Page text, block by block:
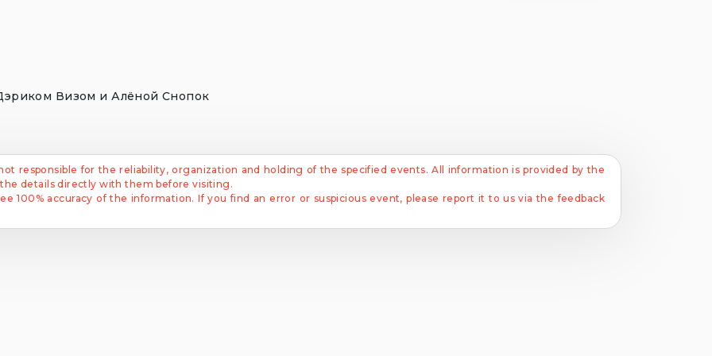
Визом и Алёной Снопок
responsible for the reliability, organization and holding of the specified events. All information is provided by the
details directly with them before visiting.
100% accuracy of the information. If you find an error or suspicious event, please report it to us via the feedback